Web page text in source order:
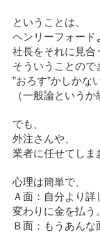
ということは、
ヘンリーフォード
社長をそれに見合
そういうことので
”おろす”かしかな
（一般論というか
でも、
外注さんや、
業者に任せてしま
心理は簡単で、
Ａ面：自分より詳
変わりに金を払う
Ｂ面：もうあんな